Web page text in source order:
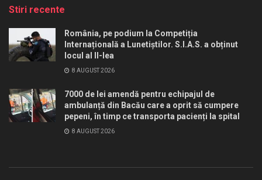
Stiri recente
România, pe podium la Competiția
Internațională a Lunetiștilor. S.I.A.S. a obținut
locul al II-lea
8 AUGUST 2026
7000 de lei amendă pentru echipajul de
ambulanță din Bacău care a oprit să cumpere
pepeni, în timp ce transporta pacienți la spital
8 AUGUST 2026